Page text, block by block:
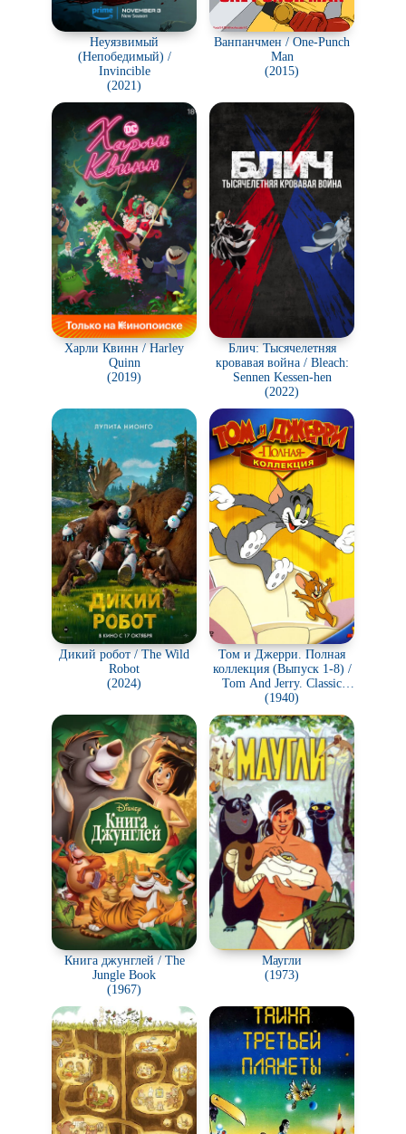
Неуязвимый
(Непобедимый) /
Invincible
(2021)
Ванпанчмен / One-Punch
Man
(2015)
Харли Квинн / Harley
Quinn
(2019)
Блич: Тысячелетняя
кровавая война / Bleach:
Sennen Kessen-hen
(2022)
Дикий робот / The Wild
Robot
(2024)
Том и Джерри. Полная
коллекция (Выпуск 1-8) /
Tom And Jerry. Classic
Collection
(1940)
Книга джунглей / The
Jungle Book
(1967)
Маугли
(1973)